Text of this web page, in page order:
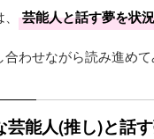
芸能人と話す夢を状
わせながら読み進めて
芸能人(推し)と話